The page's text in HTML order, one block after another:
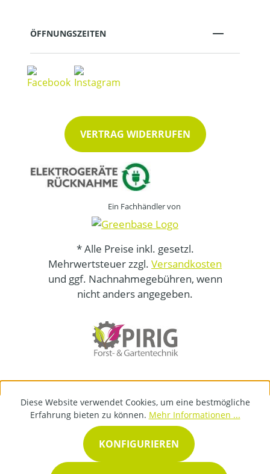
ÖFFNUNGSZEITEN
VERTRAG WIDERRUFEN
Ein Fachhändler von
* Alle Preise inkl. gesetzl.
Mehrwertsteuer zzgl. Versandkosten
und ggf. Nachnahmegebühren, wenn
nicht anders angegeben.
Diese Website verwendet Cookies, um eine bestmögliche
Erfahrung bieten zu können. Mehr Informationen ...
KONFIGURIEREN